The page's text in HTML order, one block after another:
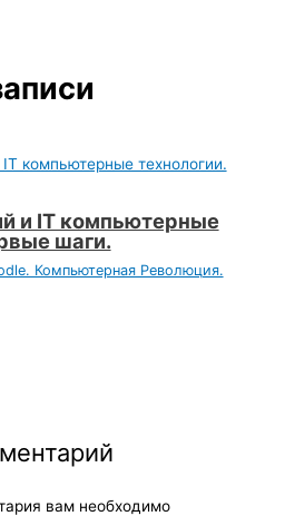
и IT компьютерные
шаги.
Компьютерная Революция.
вам необходимо